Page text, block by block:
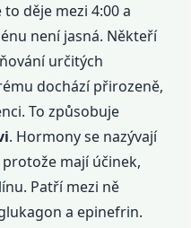
děje mezi 4:00 a
není jasná. Někteří
určitých
dochází přirozeně,
To způsobuje
. Hormony se nazývají
mají účinek,
Patří mezi ně
a epinefrin.